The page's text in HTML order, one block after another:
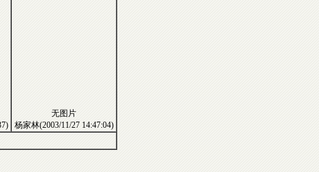
无图片
杨家林(2003/11/27 14:47:04)